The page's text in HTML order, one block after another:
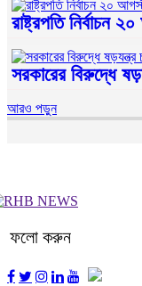
রাষ্ট্রপতি নির্বাচন
সরকারের বিরুদ্ধে
আরও পড়ুন
ফলো করুন